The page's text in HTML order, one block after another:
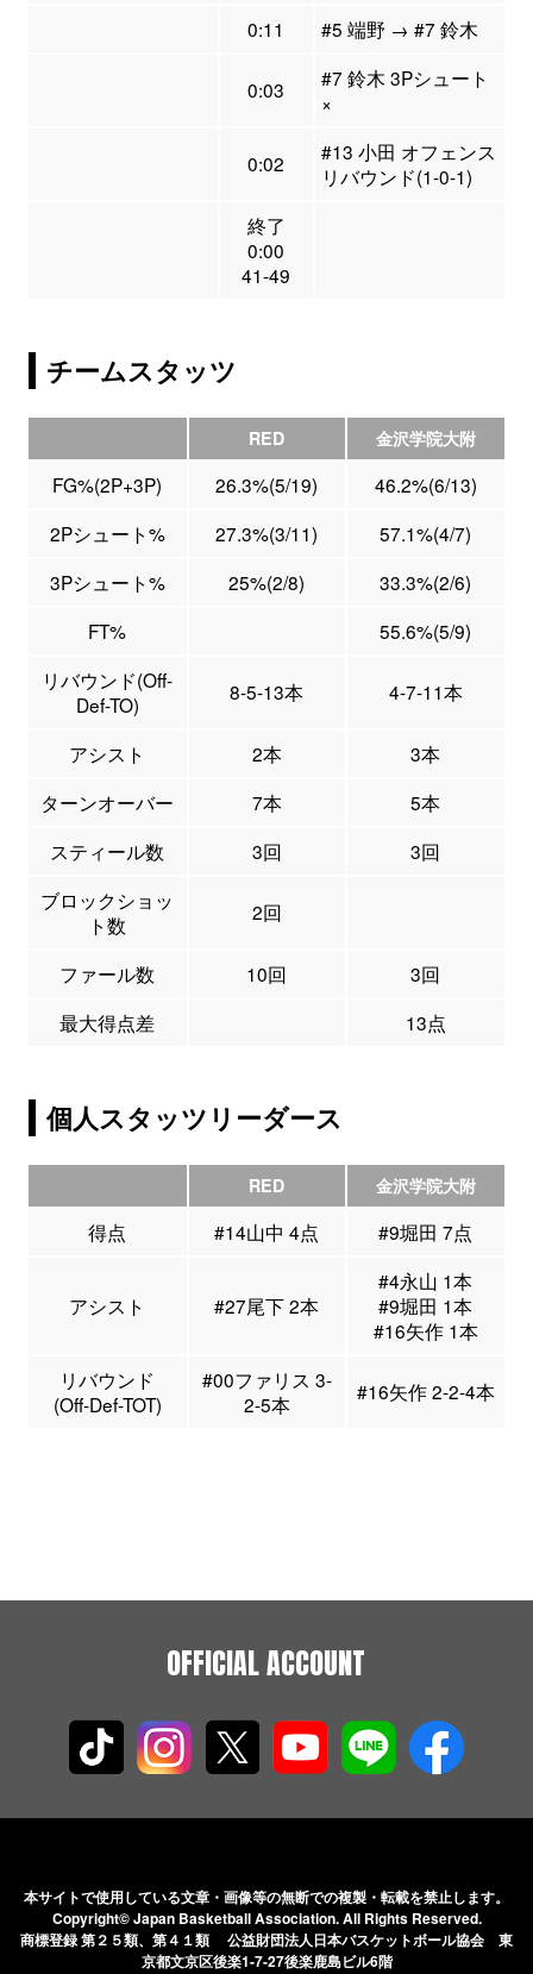
0:11 #5 端野 → #7 鈴木
0:03
#7 鈴木 3Pシュート
×
0:02
#13 小田 オフェンス
リバウンド(1-0-1)
終了
0:00
41-49
チームスタッツ
RED 金沢学院大附
FG%(2P+3P) 26.3%(5/19)
46.2%(6/13)
2Pシュート%
27.3%(3/11)
57.1%(4/7)
3Pシュート%
25%(2/8)
33.3%(2/6)
FT%
55.6%(5/9)
リバウンド(Off-
Def-TO)
8-5-13本 4-7-11本
アシスト 2本
3本
ターンオーバー
7本
5本
スティール数
3回
3回
ブロックショッ
ト数
2回
ファール数 10回
3回
最大得点差
13点
個人スタッツリーダース
RED 金沢学院大附
得点 #14山中 4点 #9堀田 7点
アシスト #27尾下 2本
#4永山 1本
#9堀田 1本
#16矢作 1本
リバウンド
(Off-Def-TOT)
#00ファリス 3-
2-5本
#16矢作 2-2-4本
OFFICIAL ACCOUNT
本サイトで使用している文章・画像等の無断での複製・転載を禁止します。
Copyright© Japan Basketball Association.All Rights Reserved.
商標登録 第２５類、第４１類 公益財団法人日本バスケットボール協会 東
京都文京区後楽1-7-27後楽鹿島ビル6階